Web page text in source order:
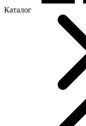
Каталог